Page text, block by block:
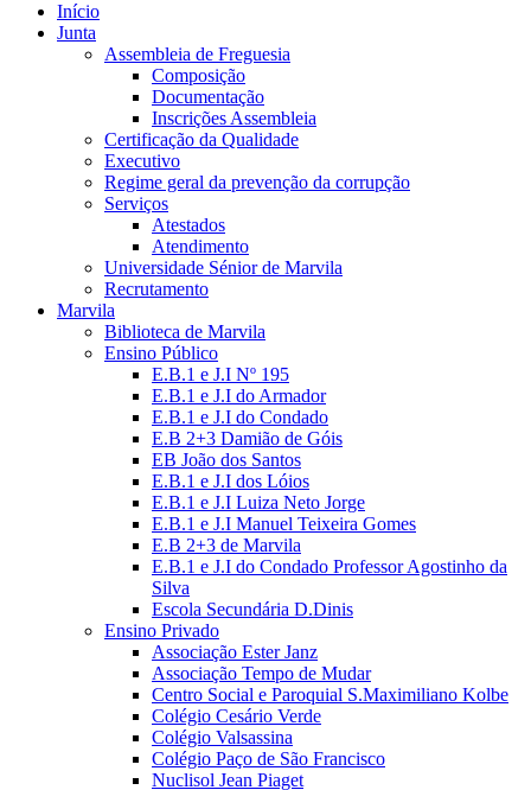
Início
Junta
Assembleia de Freguesia
Composição
Documentação
Inscrições Assembleia
Certificação da Qualidade
Executivo
Regime geral da prevenção da corrupção
Serviços
Atestados
Atendimento
Universidade Sénior de Marvila
Recrutamento
Marvila
Biblioteca de Marvila
Ensino Público
E.B.1 e J.I Nº 195
E.B.1 e J.I do Armador
E.B.1 e J.I do Condado
E.B 2+3 Damião de Góis
EB João dos Santos
E.B.1 e J.I dos Lóios
E.B.1 e J.I Luiza Neto Jorge
E.B.1 e J.I Manuel Teixeira Gomes
E.B 2+3 de Marvila
E.B.1 e J.I do Condado Professor Agostinho da
Silva
Escola Secundária D.Dinis
Ensino Privado
Associação Ester Janz
Associação Tempo de Mudar
Centro Social e Paroquial S.Maximiliano Kolbe
Colégio Cesário Verde
Colégio Valsassina
Colégio Paço de São Francisco
Nuclisol Jean Piaget